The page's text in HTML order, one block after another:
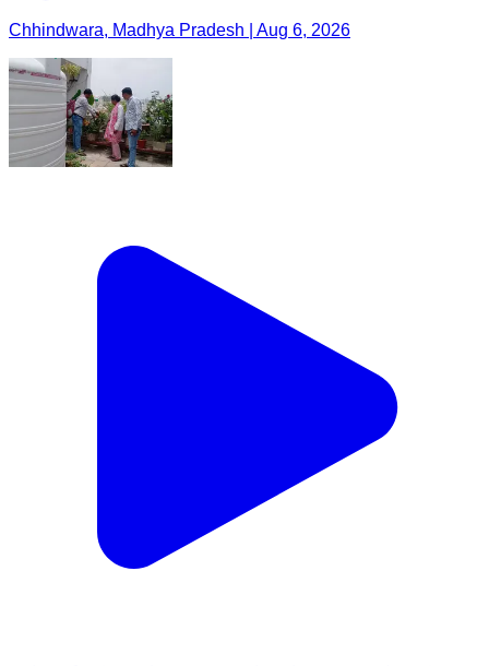
Chhindwara, Madhya Pradesh | Aug 6, 2026